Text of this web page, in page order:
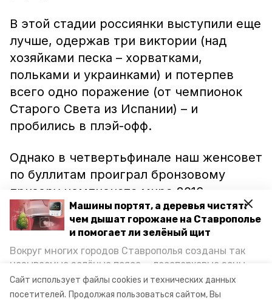
Сайт использует файлы cookies и технических данных
посетителей. Продолжая пользоваться сайтом, Вы
Машины портят, а деревья чистят:
чем дышат горожане на Ставрополье
и помогает ли зелёный щит
Вокруг многих городов Ставрополья созданы так
называемые зелёные пояса — лесопарковые зоны,
снижающие негативное воздействие выхлопных
газов на атмосферу. Справляются ли они с
В этой стадии россиянки выступили еще
лучше, одержав три виктории (над
хозяйками песка – хорватками,
польками и украинками) и потерпев
всего одно поражение (от чемпионок
Старого Света из Испании) – и
пробились в плэй-офф.
Однако в четвертьфинале наш женсовет
по буллитам проиграл бронзовому
призеру чемпионата мира-2016
Норвегии – и выбыл из борьбы за
медали. И все же завершили Евро-2017
утешительном турнире они сначала
одолели француженок, а затем и
гречанок – и заняли пятое место.